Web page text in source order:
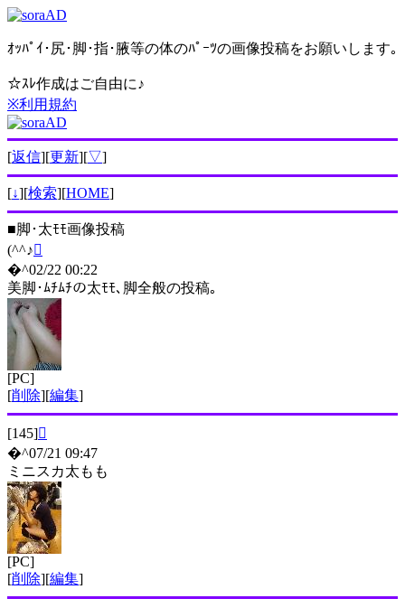
ｵｯﾊﾟｲ･尻･脚･指･腋等の体のﾊﾟｰﾂの画像投稿をお願いします｡
☆ｽﾚ作成はご自由に♪
※利用規約
[返信][更新][▽]
[↓][検索][HOME]
■脚･太ﾓﾓ画像投稿
(^^♪
�^02/22 00:22
美脚･ﾑﾁﾑﾁの太ﾓﾓ､脚全般の投稿｡
[PC]
[削除][編集]
[145]
�^07/21 09:47
ミニスカ太もも
[PC]
[削除][編集]